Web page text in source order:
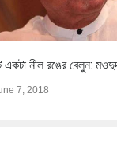
একটা নীল রঙের বেলুন:
7, 2018